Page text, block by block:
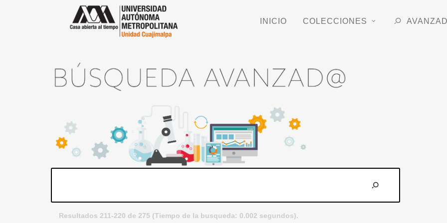
INICIO COLECCIONES
Resultados 211-220 de 275 (Tiempo de la busqueda: 0.002 segundos).